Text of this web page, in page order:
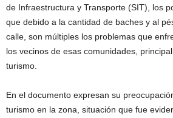
de Infraestructura y Transporte (SIT), los
que debido a la cantidad de baches y al
calle, son múltiples los problemas que
los vecinos de esas comunidades,
turismo.
En el documento expresan su
turismo en la zona, situación que fue